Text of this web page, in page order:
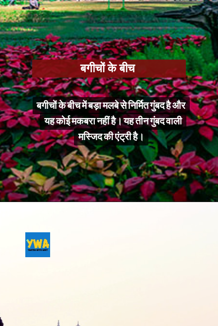
बगीचों के बीच
बगीचों के बीच में बड़ा मलबे से निर्मित गुंबद है और
यह कोई मकबरा नहीं है। यह तीन गुंबद वाली
मस्जिद की एंट्री है।
बगीचों के बीच में बड़ा मलबे से निर्मित गुंबद है और
यह कोई मकबरा नहीं है। यह तीन गुंबद वाली
मस्जिद की एंट्री है।